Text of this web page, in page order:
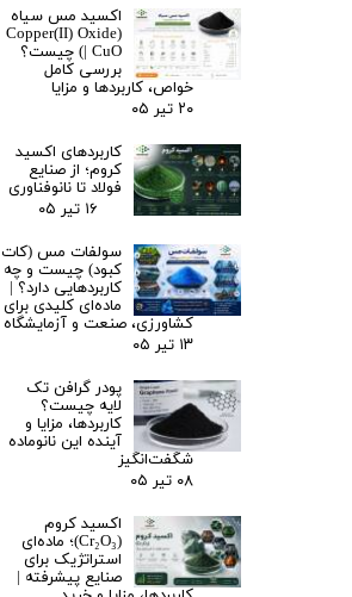
اکسید مس سیاه
(Copper(II) Oxide
| CuO) چیست؟
بررسی کامل
خواص، کاربردها و مزایا
۲۰ تیر ۰۵
کاربردهای اکسید
کروم؛ از صنایع
فولاد تا نانوفناوری
۱۶ تیر ۰۵
سولفات مس (کات
کبود) چیست و چه
کاربردهایی دارد؟ |
ماده‌ای کلیدی برای
کشاورزی، صنعت و آزمایشگاه
۱۳ تیر ۰۵
پودر گرافن تک
لایه چیست؟
کاربردها، مزایا و
آینده این نانوماده
شگفت‌انگیز
۰۸ تیر ۰۵
اکسید کروم
(Cr₂O₃)؛ ماده‌ای
استراتژیک برای
صنایع پیشرفته |